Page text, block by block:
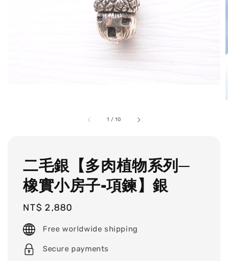
1 /10
二毛銀【多肉植物系列─
橡實小房子-項鍊】銀
Regular
price
NT$ 2,880
Free worldwide shipping
Secure payments